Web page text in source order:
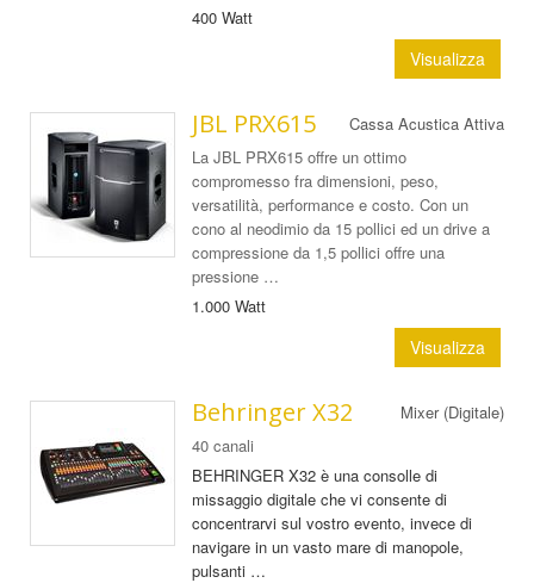
400 Watt
Visualizza
Cassa Acustica Attiva
JBL PRX615
La JBL PRX615 offre un ottimo
compromesso fra dimensioni, peso,
versatilità, performance e costo. Con un
cono al neodimio da 15 pollici ed un drive a
compressione da 1,5 pollici offre una
pressione …
1.000 Watt
Visualizza
Mixer (Digitale)
Behringer X32
40 canali
BEHRINGER X32 è una consolle di
missaggio digitale che vi consente di
concentrarvi sul vostro evento, invece di
navigare in un vasto mare di manopole,
pulsanti …